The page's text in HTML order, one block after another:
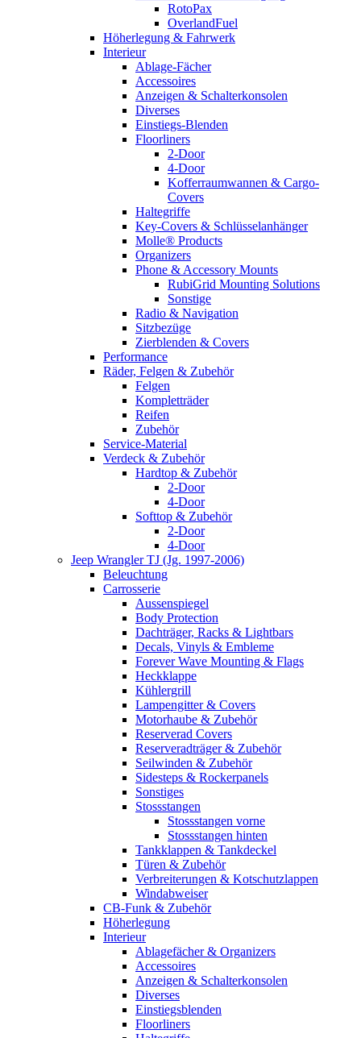
RotoPax
OverlandFuel
Höherlegung & Fahrwerk
Interieur
Ablage-Fächer
Accessoires
Anzeigen & Schalterkonsolen
Diverses
Einstiegs-Blenden
Floorliners
2-Door
4-Door
Kofferraumwannen & Cargo-
Covers
Haltegriffe
Key-Covers & Schlüsselanhänger
Molle® Products
Organizers
Phone & Accessory Mounts
RubiGrid Mounting Solutions
Sonstige
Radio & Navigation
Sitzbezüge
Zierblenden & Covers
Performance
Räder, Felgen & Zubehör
Felgen
Kompletträder
Reifen
Zubehör
Service-Material
Verdeck & Zubehör
Hardtop & Zubehör
2-Door
4-Door
Softtop & Zubehör
2-Door
4-Door
Jeep Wrangler TJ (Jg. 1997-2006)
Beleuchtung
Carrosserie
Aussenspiegel
Body Protection
Dachträger, Racks & Lightbars
Decals, Vinyls & Embleme
Forever Wave Mounting & Flags
Heckklappe
Kühlergrill
Lampengitter & Covers
Motorhaube & Zubehör
Reserverad Covers
Reserveradträger & Zubehör
Seilwinden & Zubehör
Sidesteps & Rockerpanels
Sonstiges
Stossstangen
Stossstangen vorne
Stossstangen hinten
Tankklappen & Tankdeckel
Türen & Zubehör
Verbreiterungen & Kotschutzlappen
Windabweiser
CB-Funk & Zubehör
Höherlegung
Interieur
Ablagefächer & Organizers
Accessoires
Anzeigen & Schalterkonsolen
Diverses
Einstiegsblenden
Floorliners